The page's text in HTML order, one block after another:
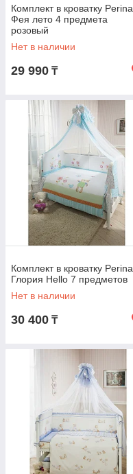
Комплект в кроватку Perina
Фея лето 4 предмета
розовый
Нет в наличии
29 990 ₸
Комплект в кроватку Perina
Глория Hello 7 предметов
Нет в наличии
30 400 ₸